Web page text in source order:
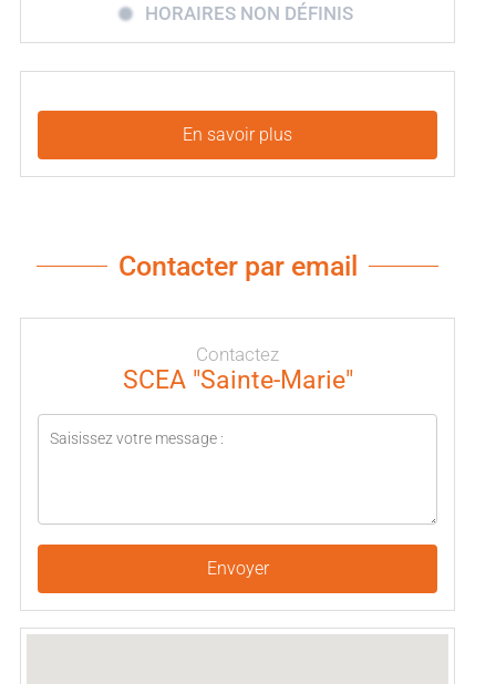
HORAIRES NON DÉFINIS
En savoir plus
Contacter par email
Contactez
SCEA "Sainte-Marie"
Envoyer